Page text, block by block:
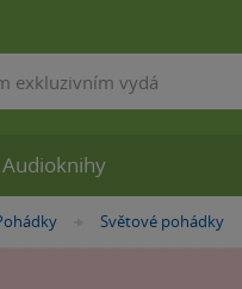
»
Světové pohádky
Audioknihy